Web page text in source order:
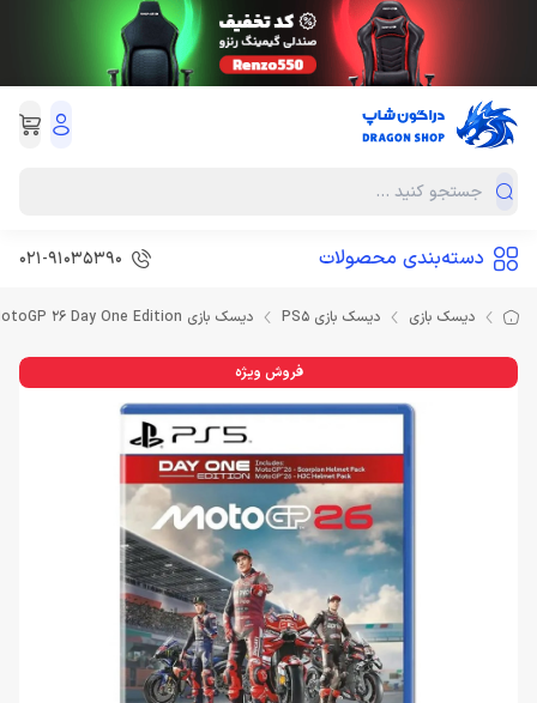
دسته‌بندی محصولات 021-91035390
دیسک بازی دیسک بازی PS5 دیسک بازی MotoGP 26 Day One Edition برای PS5
فروش ویژه